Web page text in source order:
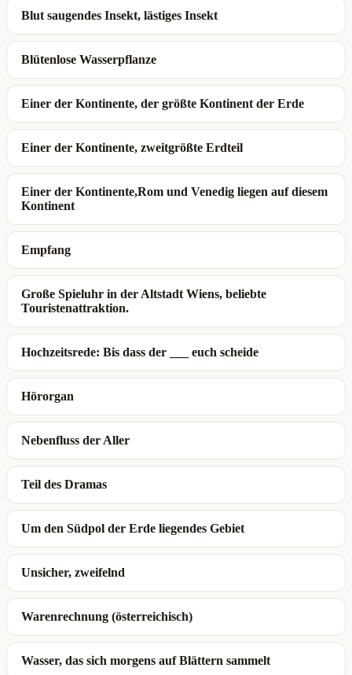
Blut saugendes Insekt, lästiges Insekt
Blütenlose Wasserpflanze
Einer der Kontinente, der größte Kontinent der Erde
Einer der Kontinente, zweitgrößte Erdteil
Einer der Kontinente,Rom und Venedig liegen auf diesem
Kontinent
Empfang
Große Spieluhr in der Altstadt Wiens, beliebte
Touristenattraktion.
Hochzeitsrede: Bis dass der ___ euch scheide
Hörorgan
Nebenfluss der Aller
Teil des Dramas
Um den Südpol der Erde liegendes Gebiet
Unsicher, zweifelnd
Warenrechnung (österreichisch)
Wasser, das sich morgens auf Blättern sammelt